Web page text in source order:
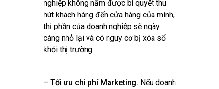
nghiệp không nắm được bí quyết thu
hút khách hàng đến cửa hàng của mình,
thị phần của doanh nghiệp sẽ ngày
càng nhỏ lại và có nguy cơ bị xóa sổ
khỏi thị trường.
– Tối ưu chi phí Marketing. Nếu doanh